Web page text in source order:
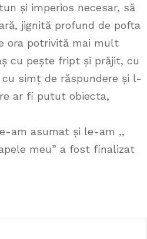
și imperios necesar, să
jignită profund de pofta
ora potrivită mai mult
cu pește fript și prăjit, cu
simț de răspundere și l-
ar fi putut obiecta,
am asumat și le-am ,,
meu” a fost finalizat